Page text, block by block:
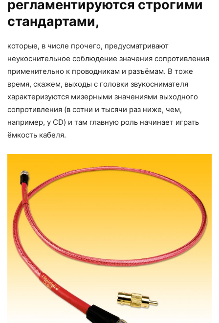
регламентируются строгими
стандартами,
которые, в числе прочего, предусматривают
неукоснительное соблюдение значения сопротивления
применительно к проводникам и разъёмам. В тоже
время, скажем, выходы с головки звукоснимателя
характеризуются мизерными значениями выходного
сопротивления (в сотни и тысячи раз ниже, чем,
например, у CD) и там главную роль начинает играть
ёмкость кабеля.